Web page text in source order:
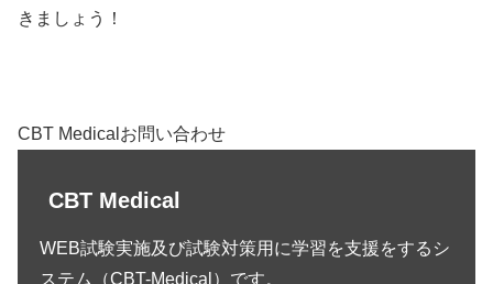
きましょう！
CBT Medicalお問い合わせ
CBT Medical
WEB試験実施及び試験対策用に学習を支援をするシ
ステム（CBT-Medical）です。